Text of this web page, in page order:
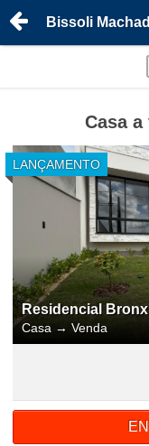
Bissoli
Casa
LANÇAMENTO
Residencial
Casa → Venda